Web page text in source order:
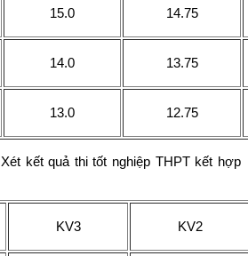
15.0 14.75
14.0 13.75
13.0 12.75
Xét kết quả thi tốt nghiệp THPT kết hợp
KV3 KV2